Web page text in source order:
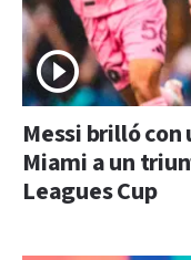
Messi brilló
Miami a un
Leagues Cup